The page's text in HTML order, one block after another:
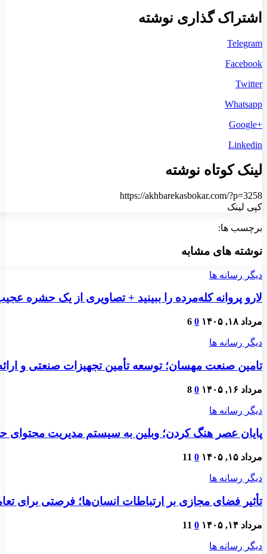
اشتراک گذاری نوشته
Telegram
Facebook
Twitter
Whatsapp
+Google
Linkedin
لینک کوتاه نوشته
https://akhbarekasbokar.com/?p=3258
کپی لینک
برچسب ها:
نوشته های مشابه
دیگر رسانه ها
لارو پروانه کله‌مرده را ببینید + تصاویری از یک حشره
مرداد ۱۸, ۱۴۰۵ 0
6
دیگر رسانه ها
تامین صنعت مهسان؛ توسعه تأمین تجهیزات صنعتی و
مرداد ۱۶, ۱۴۰۵ 0
8
دیگر رسانه ها
پایان عصر هنگ کردن؛ وبلین به سیستم مدیریت محتوای
مرداد ۱۵, ۱۴۰۵ 0
11
دیگر رسانه ها
تأثیر فضای مجازی بر ارتباطات انسان‌ها؛ فرصتی برای
مرداد ۱۴, ۱۴۰۵ 0
11
دیگر رسانه ها